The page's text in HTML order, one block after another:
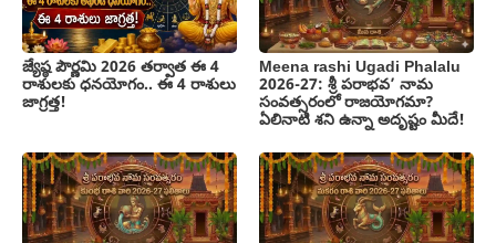
జ్యేష్ఠ పౌర్ణమి 2026 తర్వాత ఈ 4
రాశులకు ధనయోగం.. ఈ 4 రాశులు
జాగ్రత్త!
Meena rashi Ugadi Phalalu
2026-27: శ్రీ పరాభవ’ నామ
సంవత్సరంలో రాజయోగమా?
ఏలినాటి శని ఉన్నా అదృష్టం మీదే!